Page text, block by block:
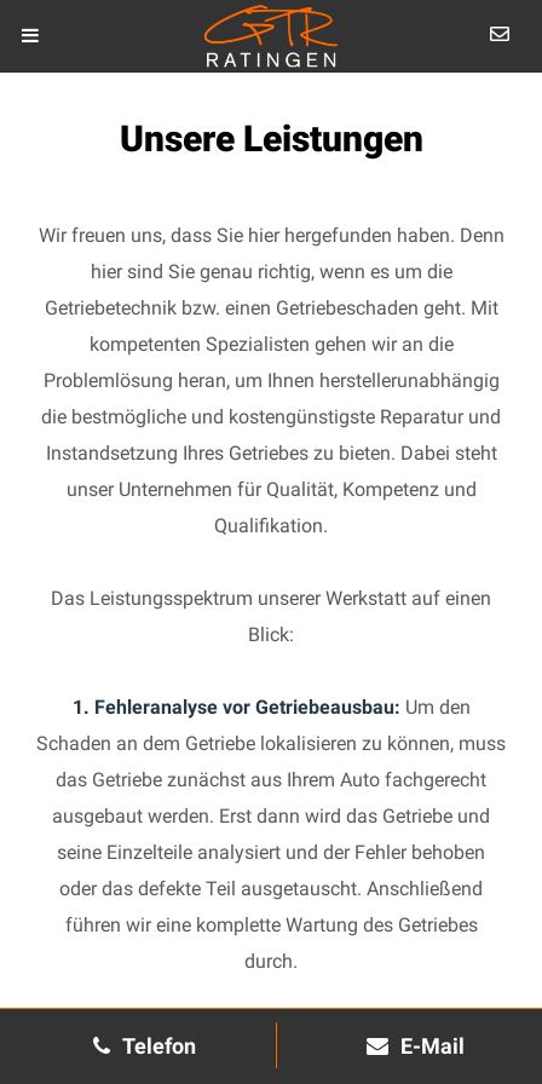
Telefon E-Mail
Unsere Leistungen
Wir freuen uns, dass Sie hier hergefunden haben. Denn
hier sind Sie genau richtig, wenn es um die
Getriebetechnik bzw. einen Getriebeschaden geht. Mit
kompetenten Spezialisten gehen wir an die
Problemlösung heran, um Ihnen herstellerunabhängig
die bestmögliche und kostengünstigste Reparatur und
Instandsetzung Ihres Getriebes zu bieten. Dabei steht
unser Unternehmen für Qualität, Kompetenz und
Qualifikation.
Das Leistungsspektrum unserer Werkstatt auf einen
Blick:
1. Fehleranalyse vor Getriebeausbau: Um den
Schaden an dem Getriebe lokalisieren zu können, muss
das Getriebe zunächst aus Ihrem Auto fachgerecht
ausgebaut werden. Erst dann wird das Getriebe und
seine Einzelteile analysiert und der Fehler behoben
oder das defekte Teil ausgetauscht. Anschließend
führen wir eine komplette Wartung des Getriebes
durch.
2. Manuelles Getriebe:
Die Reparatur eines komplexen
Schaltgetriebes ist äußerst aufwendig und benötigt